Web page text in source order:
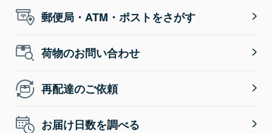
郵便局・ATM・ポストをさがす
荷物のお問い合わせ
再配達のご依頼
お届け日数を調べる